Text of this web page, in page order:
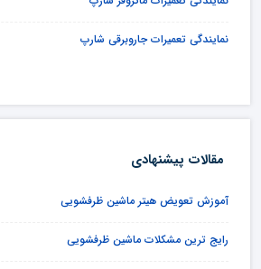
نمایندگی تعمیرات جاروبرقی شارپ
مقالات پیشنهادی
آموزش تعویض هیتر ماشین ظرفشویی
رایج ترین مشکلات ماشین ظرفشویی